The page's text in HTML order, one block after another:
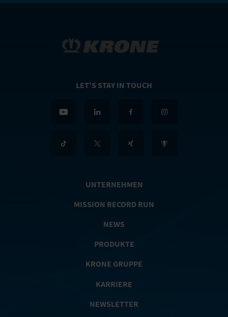
LET'S STAY IN TOUCH
UNTERNEHMEN
MISSION RECORD RUN
NEWS
PRODUKTE
KRONE GRUPPE
KARRIERE
NEWSLETTER